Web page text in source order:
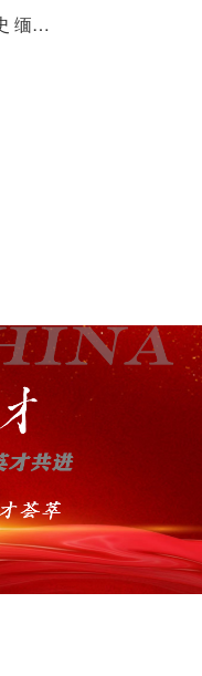
吴焜：威震日寇的新四军“虎将”（铭记历史 缅怀先烈·抗日英雄）